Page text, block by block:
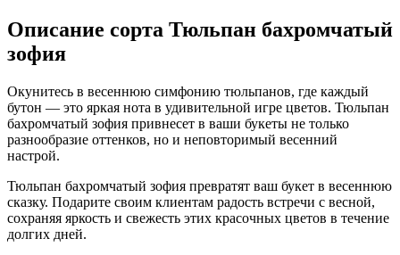
Описание сорта Тюльпан бахромчатый
зофия
Окунитесь в весеннюю симфонию тюльпанов, где каждый
бутон — это яркая нота в удивительной игре цветов. Тюльпан
бахромчатый зофия привнесет в ваши букеты не только
разнообразие оттенков, но и неповторимый весенний
настрой.
Тюльпан бахромчатый зофия превратят ваш букет в весеннюю
сказку. Подарите своим клиентам радость встречи с весной,
сохраняя яркость и свежесть этих красочных цветов в течение
долгих дней.